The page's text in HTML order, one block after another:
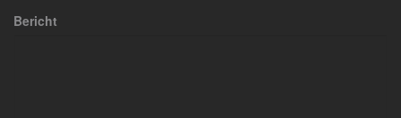
Bericht